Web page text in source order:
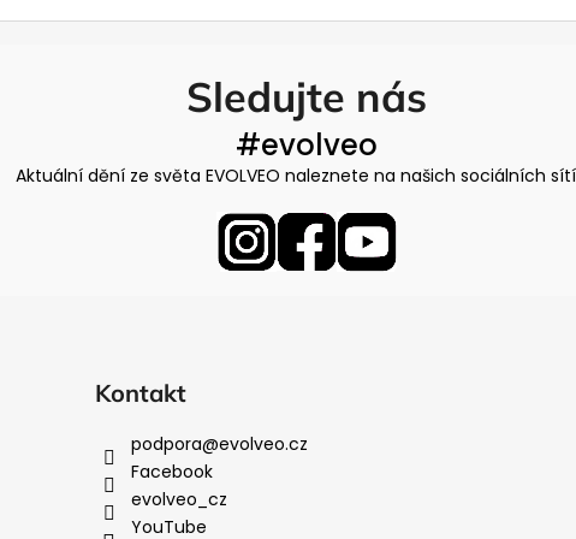
Sledujte nás
#evolveo
Aktuální dění ze světa EVOLVEO naleznete na našich sociálních
Kontakt
podpora@evolveo.cz
Facebook
evolveo_cz
YouTube